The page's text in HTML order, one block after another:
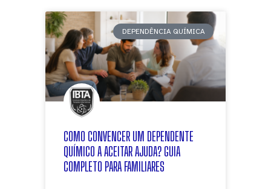
DEPENDÊNCIA QUÍMICA
COMO CONVENCER UM DEPENDENTE
QUÍMICO A ACEITAR AJUDA? GUIA
COMPLETO PARA FAMILIARES